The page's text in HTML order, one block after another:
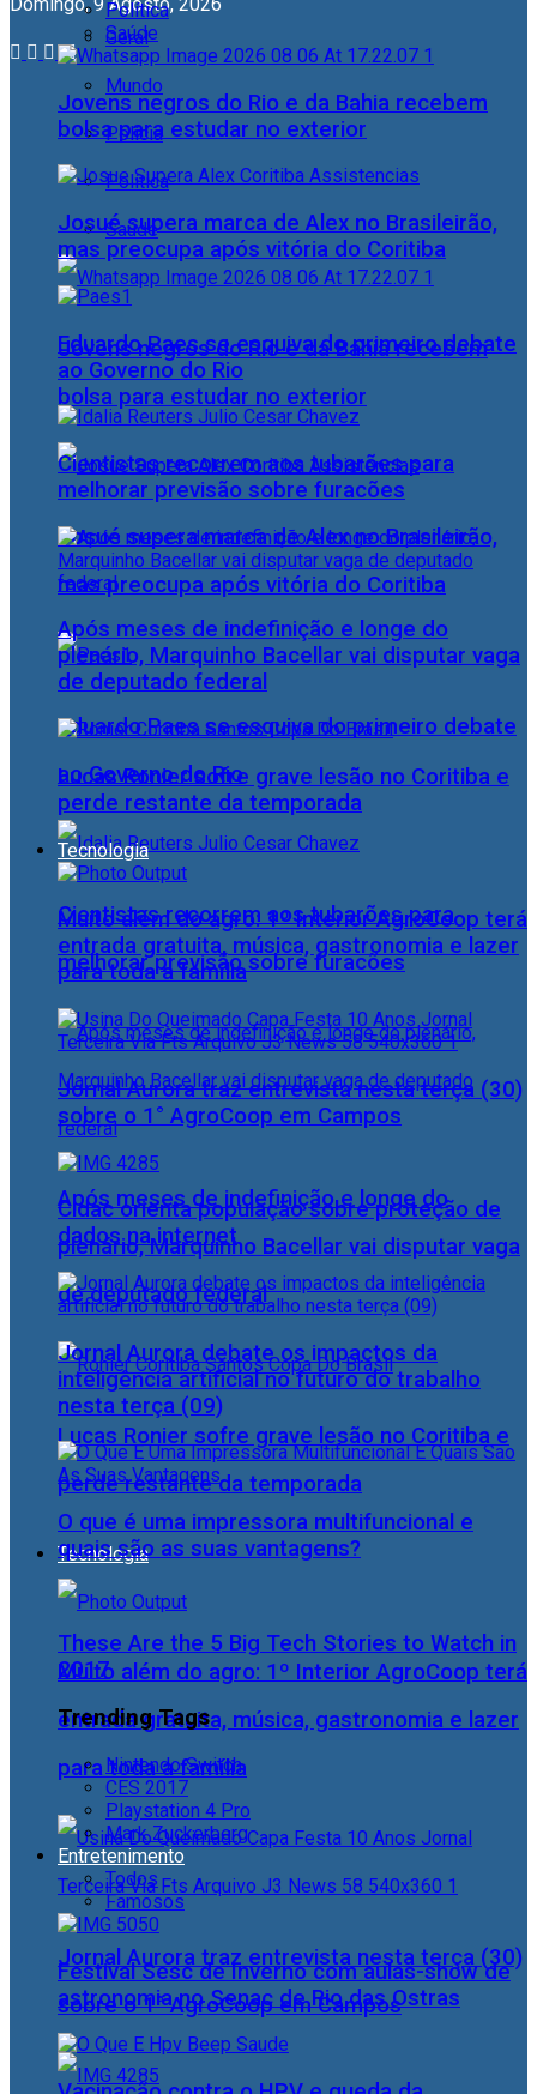
Geral
Mundo
Polícia
Política
Saúde
Jovens negros do Rio e da Bahia recebem
bolsa para estudar no exterior
Josué supera marca de Alex no Brasileirão,
mas preocupa após vitória do Coritiba
Eduardo Paes se esquiva do primeiro debate
ao Governo do Rio
Cientistas recorrem aos tubarões para
melhorar previsão sobre furacões
Após meses de indefinição e longe do
plenário, Marquinho Bacellar vai disputar vaga
de deputado federal
Lucas Ronier sofre grave lesão no Coritiba e
perde restante da temporada
Tecnologia
Muito além do agro: 1º Interior AgroCoop terá
entrada gratuita, música, gastronomia e lazer
para toda a família
Jornal Aurora traz entrevista nesta terça (30)
sobre o 1° AgroCoop em Campos
Política
Saúde
Jovens negros do Rio e da Bahia recebem
bolsa para estudar no exterior
Josué supera marca de Alex no Brasileirão,
mas preocupa após vitória do Coritiba
Eduardo Paes se esquiva do primeiro debate
ao Governo do Rio
Cientistas recorrem aos tubarões para
melhorar previsão sobre furacões
Após meses de indefinição e longe do
plenário, Marquinho Bacellar vai disputar vaga
de deputado federal
Lucas Ronier sofre grave lesão no Coritiba e
perde restante da temporada
Tecnologia
Muito além do agro: 1º Interior AgroCoop terá
entrada gratuita, música, gastronomia e lazer
para toda a família
Jornal Aurora traz entrevista nesta terça (30)
sobre o 1° AgroCoop em Campos
Cidac orienta população sobre proteção de
dados na internet
Jornal Aurora debate os impactos da
inteligência artificial no futuro do trabalho
nesta terça (09)
O que é uma impressora multifuncional e
quais são as suas vantagens?
These Are the 5 Big Tech Stories to Watch in
2017
Trending Tags
Nintendo Switch
CES 2017
Playstation 4 Pro
Mark Zuckerberg
Entretenimento
Todos
Famosos
Festival Sesc de Inverno com aulas-show de
astronomia no Senac de Rio das Ostras